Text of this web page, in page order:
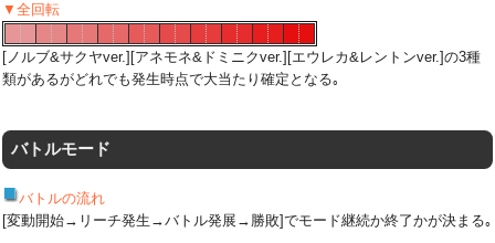
▼全回転
[ノルブ&サクヤver.][アネモネ&ドミニクver.][エウレカ&レントンver.]の3種
類があるがどれでも発生時点で大当たり確定となる｡
バトルモード
バトルの流れ
[変動開始→リーチ発生→バトル発展→勝敗]でモード継続か終了かが決まる｡